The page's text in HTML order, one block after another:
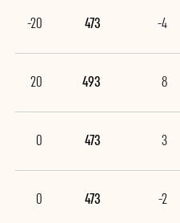
-4
473
-20
8
493
20
3
473
0
-2
473
0